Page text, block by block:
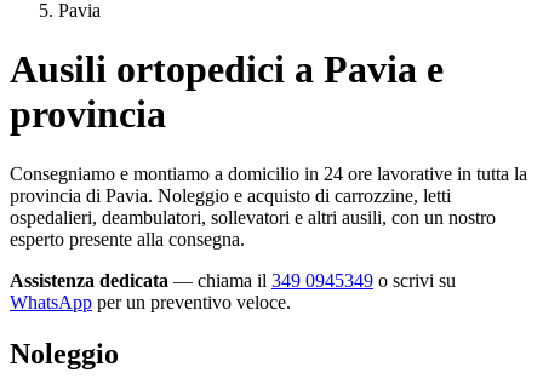
Pavia
Ausili ortopedici a Pavia e
provincia
Consegniamo e montiamo a domicilio in 24 ore lavorative in tutta la
provincia di Pavia. Noleggio e acquisto di carrozzine, letti
ospedalieri, deambulatori, sollevatori e altri ausili, con un nostro
esperto presente alla consegna.
Assistenza dedicata — chiama il 349 0945349 o scrivi su
WhatsApp per un preventivo veloce.
Noleggio